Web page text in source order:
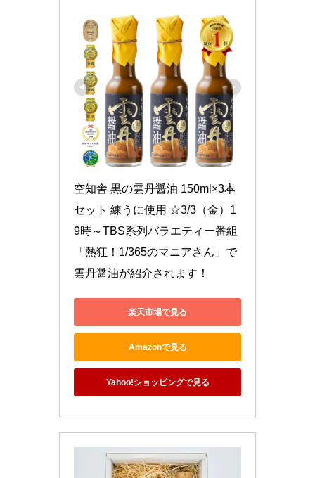
空知舎 黒の雲丹醤油 150ml×3本
セット 練うに使用 ☆3/3（金）1
9時～TBS系列バラエティー番組
「熱狂！1/365のマニアさん」で
雲丹醤油が紹介されます！
楽天市場で見る
Amazonで見る
Yahoo!ショッピングで見る